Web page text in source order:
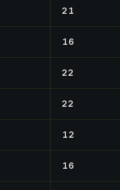
21
16
22
22
12
16